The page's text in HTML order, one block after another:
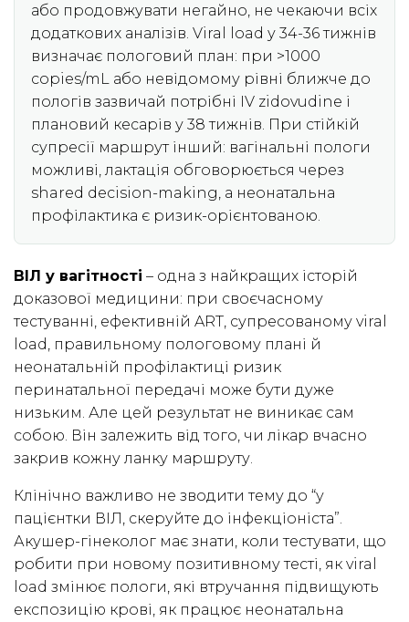
або продовжувати негайно, не чекаючи всіх
додаткових аналізів. Viral load у 34-36 тижнів
визначає пологовий план: при >1000
copies/mL або невідомому рівні ближче до
пологів зазвичай потрібні IV zidovudine і
плановий кесарів у 38 тижнів. При стійкій
супресії маршрут інший: вагінальні пологи
можливі, лактація обговорюється через
shared decision-making, а неонатальна
профілактика є ризик-орієнтованою.
ВІЛ у вагітності – одна з найкращих історій
доказової медицини: при своєчасному
тестуванні, ефективній ART, супресованому viral
load, правильному пологовому плані й
неонатальній профілактиці ризик
перинатальної передачі може бути дуже
низьким. Але цей результат не виникає сам
собою. Він залежить від того, чи лікар вчасно
закрив кожну ланку маршруту.
Клінічно важливо не зводити тему до “у
пацієнтки ВІЛ, скеруйте до інфекціоніста”.
Акушер-гінеколог має знати, коли тестувати, що
робити при новому позитивному тесті, як viral
load змінює пологи, які втручання підвищують
експозицію крові, як працює неонатальна